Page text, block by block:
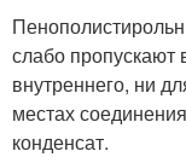
слабо пропускают
внутреннего, ни
местах
конденсат.